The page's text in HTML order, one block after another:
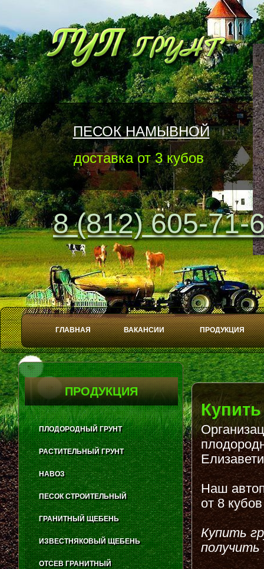
8 (812) 605-71-
ГЛАВНАЯ ВАКАНСИИ ПРОДУКЦИЯ
ПЕСОК НАМЫВНОЙ
доставка от 3 кубов
Play
Stop
Наш
от 8
Купить
получить
ПРОДУКЦИЯ
ПЛОДОРОДНЫЙ ГРУНТ
РАСТИТЕЛЬНЫЙ ГРУНТ
НАВОЗ
ПЕСОК СТРОИТЕЛЬНЫЙ
ГРАНИТНЫЙ ЩЕБЕНЬ
ИЗВЕСТНЯКОВЫЙ ЩЕБЕНЬ
ОТСЕВ ГРАНИТНЫЙ